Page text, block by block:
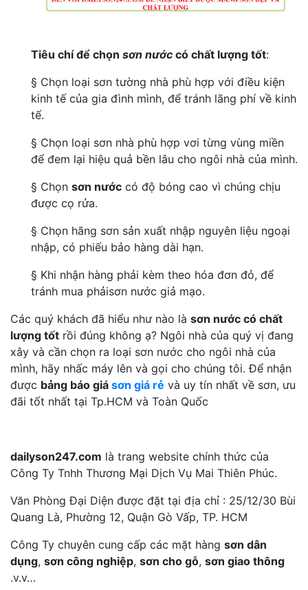
Tiêu chí để chọn sơn nước có chất lượng tốt:
§ Chọn loại sơn tường nhà phù hợp với điều kiện
kinh tế của gia đình mình, để tránh lãng phí về kinh
tế.
§ Chọn loại sơn nhà phù hợp vơi từng vùng miền
để đem lại hiệu quả bền lâu cho ngôi nhà của mình.
§ Chọn sơn nước có độ bóng cao vì chúng chịu
được cọ rửa.
§ Chọn hãng sơn sản xuất nhập nguyên liệu ngoại
nhập, có phiếu bảo hàng dài hạn.
§ Khi nhận hàng phải kèm theo hóa đơn đỏ, để
tránh mua phảisơn nước giả mạo.
Các quý khách đã hiểu như nào là sơn nước có chất
lượng tốt rồi đúng không ạ? Ngôi nhà của quý vị đang
xây và cần chọn ra loại sơn nước cho ngôi nhà của
mình, hãy nhấc máy lên và gọi cho chúng tôi. Để nhận
được bảng báo giá sơn giá rẻ và uy tín nhất về sơn, ưu
đãi tốt nhất tại Tp.HCM và Toàn Quốc
dailyson247.com là trang website chính thức của
Công Ty Tnhh Thương Mại Dịch Vụ Mai Thiên Phúc.
Văn Phòng Đại Diện được đặt tại địa chỉ : 25/12/30 Bùi
Quang Là, Phường 12, Quận Gò Vấp, TP. HCM
Công Ty chuyên cung cấp các mặt hàng sơn dân
dụng, sơn công nghiệp, sơn cho gỗ, sơn giao thông
.v.v…